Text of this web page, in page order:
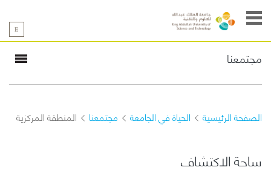
مجتمعنا
نظرة عامة
المنطقةالمركزية
الصفحة الرئيسية الحياة في الجامعة مجتمعنا المنطقة المركزية
ساحة الاكتشاف